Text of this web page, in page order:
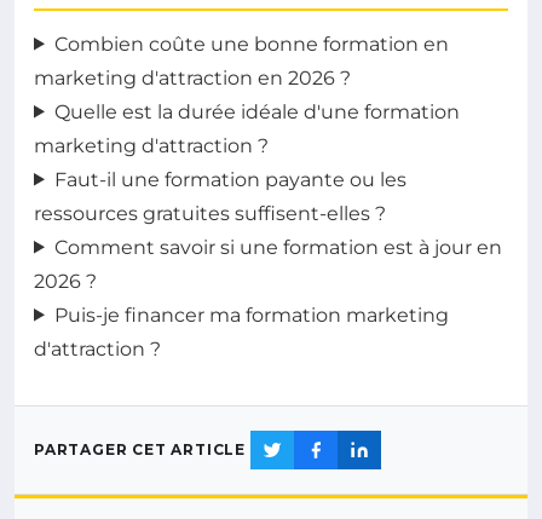
Combien coûte une bonne formation en
marketing d'attraction en 2026 ?
Quelle est la durée idéale d'une formation
marketing d'attraction ?
Faut-il une formation payante ou les
ressources gratuites suffisent-elles ?
Comment savoir si une formation est à jour en
2026 ?
Puis-je financer ma formation marketing
d'attraction ?
PARTAGER CET ARTICLE